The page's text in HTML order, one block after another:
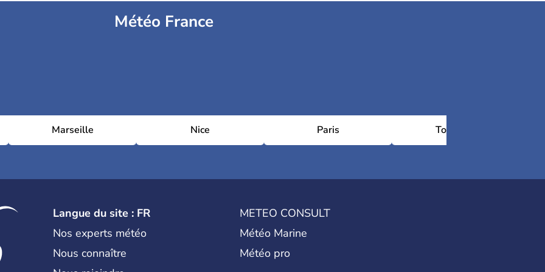
Météo France
Marseille Nice Paris Toulouse
Langue du site : FR
Nos experts météo
Nous connaître
METEO CONSULT
Météo Marine
Météo pro